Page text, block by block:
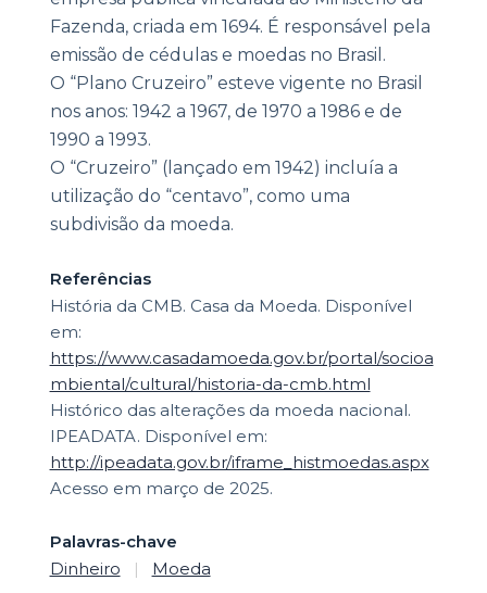
Fazenda, criada em 1694. É responsável pela
emissão de cédulas e moedas no Brasil.
O “Plano Cruzeiro” esteve vigente no Brasil
nos anos: 1942 a 1967, de 1970 a 1986 e de
1990 a 1993.
O “Cruzeiro” (lançado em 1942) incluía a
utilização do “centavo”, como uma
subdivisão da moeda.
Referências
História da CMB. Casa da Moeda. Disponível
em:
https://www.casadamoeda.gov.br/portal/socioa
mbiental/cultural/historia-da-cmb.html
Histórico das alterações da moeda nacional.
IPEADATA. Disponível em:
http://ipeadata.gov.br/iframe_histmoedas.aspx
Acesso em março de 2025.
Palavras-chave
Dinheiro
| Moeda